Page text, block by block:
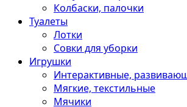
Колбаски, палочки
Туалеты
Лотки
Совки для уборки
Игрушки
Интерактивные,
Мягкие, текстильные
Мячики